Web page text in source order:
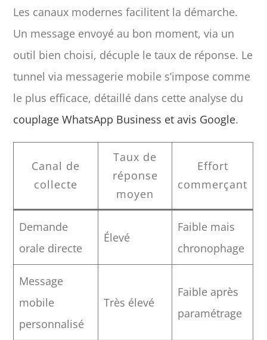
Les canaux modernes facilitent la démarche.
Un message envoyé au bon moment, via un
outil bien choisi, décuple le taux de réponse. Le
tunnel via messagerie mobile s’impose comme
le plus efficace, détaillé dans cette analyse du
couplage WhatsApp Business et avis Google.
Canal de
collecte
Taux de
réponse
moyen
Effort
commerçant
Demande
orale directe
Élevé
Faible mais
chronophage
Message
mobile
personnalisé
Très élevé
Faible après
paramétrage